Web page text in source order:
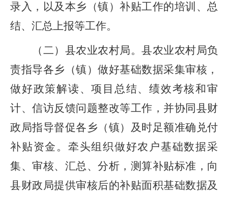
录入，以及本乡 （镇） 补贴工作的培训、总
结、汇总上报等工作。
（二）县农业农村局。 县农业农村局负
责指导各乡（镇） 做好基础数据采集审核，
做好政策解读、项目总结、绩效考核和审
计、信访反馈问题整改等工作，并协同 县财
政局指导督促各乡（镇） 及时足额准确兑付
补贴资金。牵头组织做好农户基础数据采
集、审核、汇总、分析，测算补贴标准，向
县财政局提供审核后的补贴面积基础数据及